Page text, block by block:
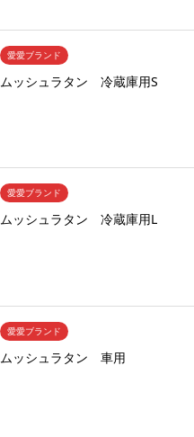
愛愛ブランド
ムッシュラタン 冷蔵庫用S
愛愛ブランド
ムッシュラタン 冷蔵庫用L
愛愛ブランド
ムッシュラタン 車用